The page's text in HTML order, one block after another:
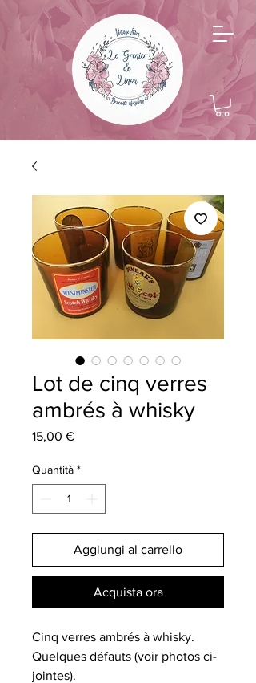
Lot de cinq verres
ambrés à whisky
15,00 €Prezzo
Quantità *
Aggiungi al carrello
Acquista ora
Cinq verres ambrés à whisky.
Quelques défauts (voir photos ci-
jointes).